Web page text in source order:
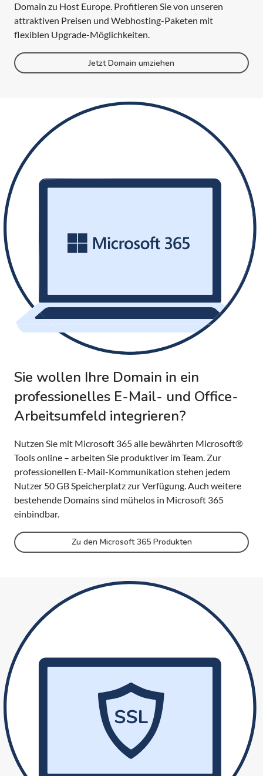
Domain zu Host Europe. Profitieren Sie von unseren
attraktiven Preisen und Webhosting-Paketen mit
flexiblen Upgrade-Möglichkeiten.
Jetzt Domain umziehen
Sie wollen Ihre Domain in ein
professionelles E-Mail- und Office-
Arbeitsumfeld integrieren?
Nutzen Sie mit Microsoft 365 alle bewährten Microsoft®
Tools online – arbeiten Sie produktiver im Team. Zur
professionellen E-Mail-Kommunikation stehen jedem
Nutzer 50 GB Speicherplatz zur Verfügung. Auch weitere
bestehende Domains sind mühelos in Microsoft 365
einbindbar.
Zu den Microsoft 365 Produkten